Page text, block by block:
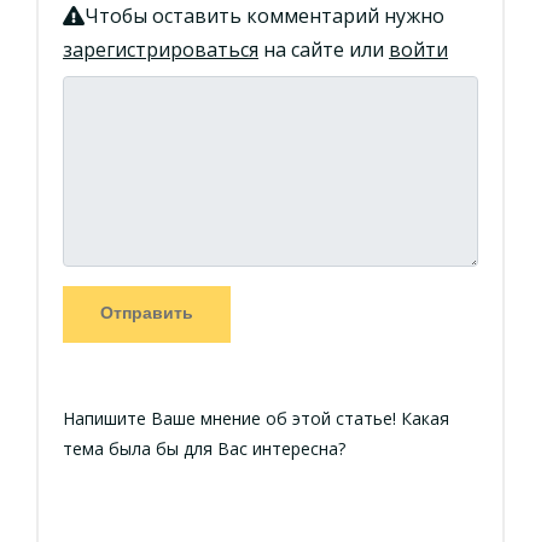
Чтобы оставить комментарий нужно
зарегистрироваться на сайте или войти
Отправить
Напишите Ваше мнение об этой статье! Какая
тема была бы для Вас интересна?